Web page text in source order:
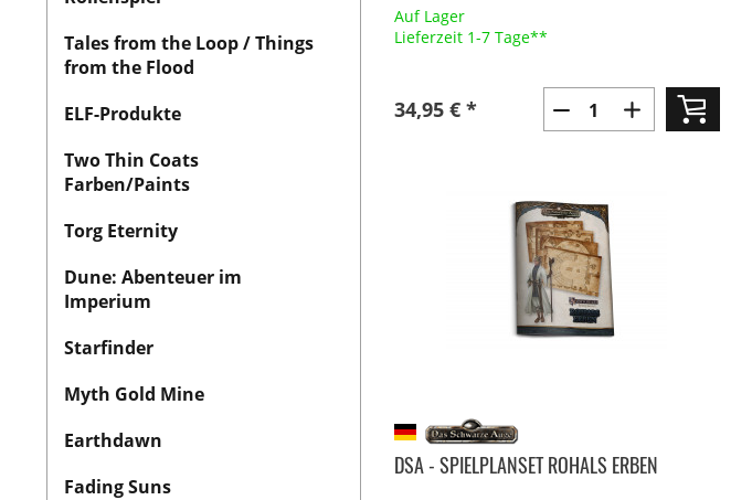
Tales from the Loop / Things
from the Flood
ELF-Produkte
Two Thin Coats
Farben/Paints
Torg Eternity
Dune: Abenteuer im
Imperium
Starfinder
Myth Gold Mine
Earthdawn
Fading Suns
Auf Lager
Lieferzeit 1-7 Tage**
34,95 € *
DSA - SPIELPLANSET ROHALS ERBEN